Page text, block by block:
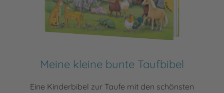
Meine kleine bunte Taufbibel
Eine Kinderbibel zur Taufe mit den schönsten